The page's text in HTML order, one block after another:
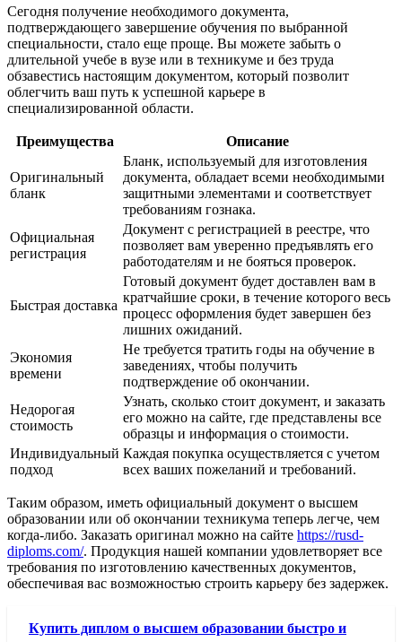
Сегодня получение необходимого документа,
подтверждающего завершение обучения по выбранной
специальности, стало еще проще. Вы можете забыть о
длительной учебе в вузе или в техникуме и без труда
обзавестись настоящим документом, который позволит
облегчить ваш путь к успешной карьере в
специализированной области.
Преимущества Описание
Оригинальный
бланк
Бланк, используемый для изготовления
документа, обладает всеми необходимыми
защитными элементами и соответствует
требованиям гознака.
Официальная
регистрация
Документ с регистрацией в реестре, что
позволяет вам уверенно предъявлять его
работодателям и не бояться проверок.
Быстрая доставка
Готовый документ будет доставлен вам в
кратчайшие сроки, в течение которого весь
процесс оформления будет завершен без
лишних ожиданий.
Экономия
времени
Не требуется тратить годы на обучение в
заведениях, чтобы получить
подтверждение об окончании.
Недорогая
стоимость
Узнать, сколько стоит документ, и заказать
его можно на сайте, где представлены все
образцы и информация о стоимости.
Индивидуальный
подход
Каждая покупка осуществляется с учетом
всех ваших пожеланий и требований.
Таким образом, иметь официальный документ о высшем
образовании или об окончании техникума теперь легче, чем
когда-либо. Заказать оригинал можно на сайте https://rusd-
diploms.com/. Продукция нашей компании удовлетворяет все
требования по изготовлению качественных документов,
обеспечивая вас возможностью строить карьеру без задержек.
Купить диплом о высшем образовании быстро и